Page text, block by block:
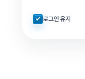
자동로그인 체크
로그인 유지